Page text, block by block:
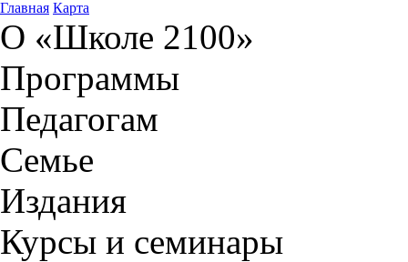
Главная Карта
О «Школе 2100»
Программы
Педагогам
Семье
Издания
Курсы и семинары